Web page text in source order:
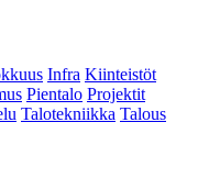
Infra Kiinteistöt
Pientalo Projektit
Talotekniikka Talous